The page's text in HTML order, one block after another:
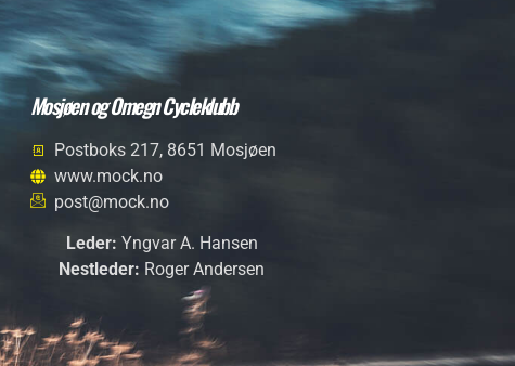
Mosjøen og Omegn Cycleklubb
Postboks 217, 8651 Mosjøen
www.mock.no
post@mock.no
Leder: Yngvar A. Hansen
Nestleder: Roger Andersen